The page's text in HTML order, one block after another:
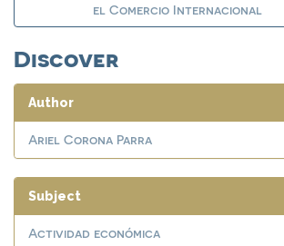
el Comercio Internacional
Discover
Author
Ariel Corona Parra
Subject
Actividad económica